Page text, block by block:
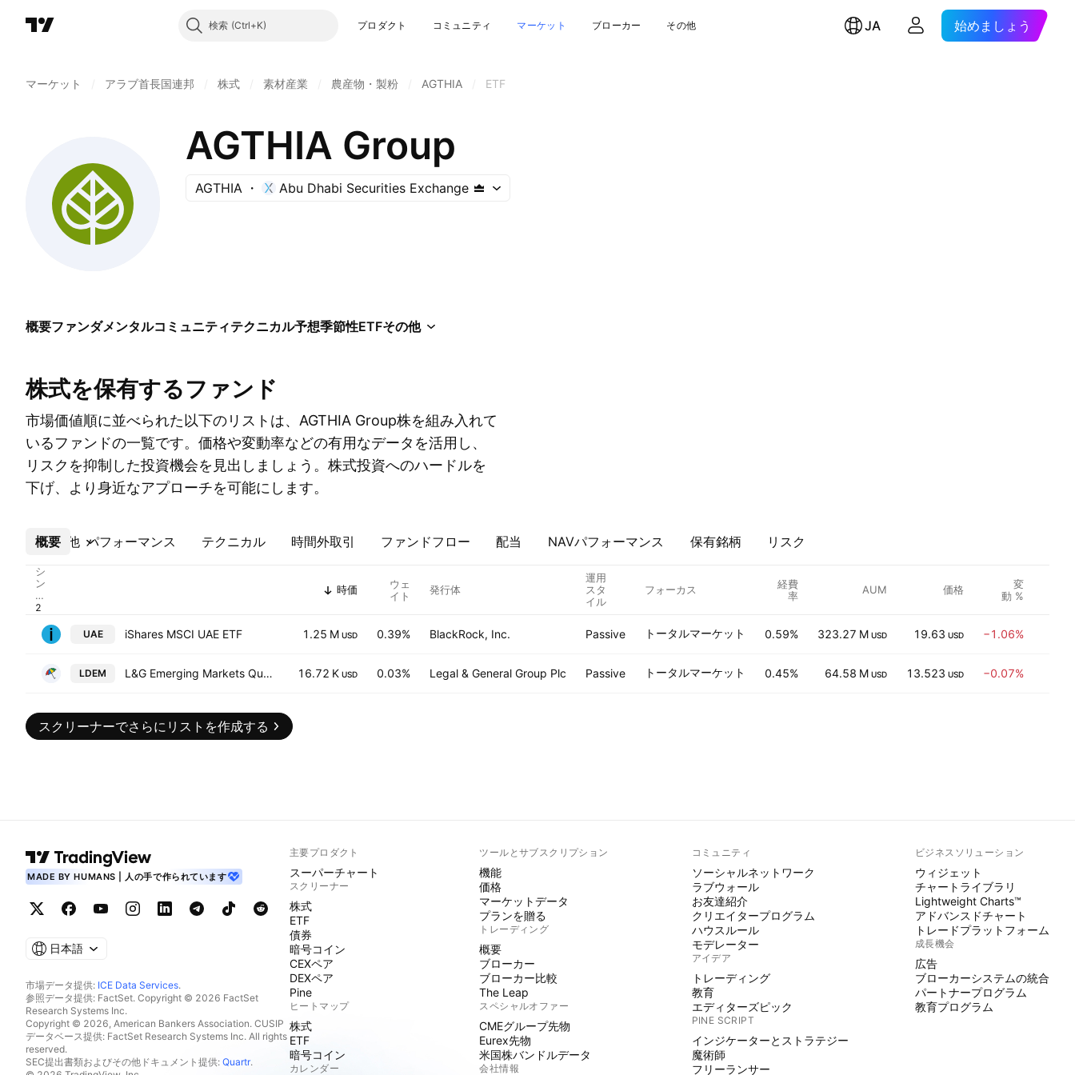
検索 プロダクト コミュニティ マーケット ブローカー その他 JA 始めましょう
マーケット アラブ首長国連邦 株式 素材産業 農産物・製粉 AGTHIA ETF
AGTHIA Group
AGTHIA Abu Dhabi Securities Exchange
概要ファンダメンタルコミュニティテクニカル予想季節性ETFその他
株式を保有するファンド
市場価値順に並べられた以下のリストは、AGTHIA Group株を組み入れて
いるファンドの一覧です。価格や変動率などの有用なデータを活用し、
リスクを抑制した投資機会を見出しましょう。株式投資へのハードルを
下げ、より身近なアプローチを可能にします。
概要 パフォーマンス テクニカル 時間外取引 ファンドフロー 配当 NAVパフォーマンス 保有銘柄 リスク
その他
シ
ン
ボ
ル
時価
ウェ
イト
発行体
運用
スタ
イル
フォーカス
経費
率
AUM 価格
変
動 %
UAE iShares MSCI UAE ETF 1.25 M USD 0.39% BlackRock, Inc. Passive トータルマーケット 0.59% 323.27 M USD 19.63 USD −1.06%
LDEM L&G Emerging Markets Quality Dividends Equal Weight UCITS ETF 16.72 K USD 0.03% Legal & General Group Plc Passive トータルマーケット 0.45% 64.58 M USD 13.523 USD −0.07%
スクリーナーでさらにリストを作成する
MADE BY HUMANS | 人の手で作られています
日本語
市場データ提供: ICE Data Services.
参照データ提供: FactSet. Copyright © 2026 FactSet
Research Systems Inc.
Copyright © 2026, American Bankers Association. CUSIP
データベース提供: FactSet Research Systems Inc. All rights
reserved.
SEC提出書類およびその他ドキュメント提供: Quartr.
主要プロダクト
スーパーチャート
スクリーナー
株式
ETF
債券
暗号コイン
CEXペア
DEXペア
Pine
ヒートマップ
株式
ETF
暗号コイン
カレンダー
ツールとサブスクリプション
機能
価格
マーケットデータ
プランを贈る
トレーディング
概要
ブローカー
ブローカー比較
The Leap
スペシャルオファー
CMEグループ先物
Eurex先物
米国株バンドルデータ
会社情報
コミュニティ
ソーシャルネットワーク
ラブウォール
お友達紹介
クリエイタープログラム
ハウスルール
モデレーター
アイデア
トレーディング
教育
エディターズピック
PINE SCRIPT
インジケーターとストラテジー
魔術師
フリーランサー
ビジネスソリューション
ウィジェット
チャートライブラリ
Lightweight Charts™
アドバンスドチャート
トレードプラットフォーム
成長機会
広告
ブローカーシステムの統合
パートナープログラム
教育プログラム